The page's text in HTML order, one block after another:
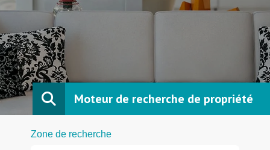
Moteur de recherche de propriété
Zone de recherche